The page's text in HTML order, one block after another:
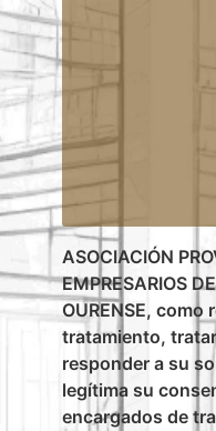
ASOCIACIÓN
EMPRESARIOS
OURENSE, como
tratamiento,
responder a su
legítima su
encargados de